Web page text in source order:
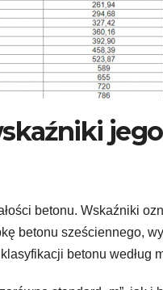
betonu. Wskaźniki
betonu sześciennego,
betonu według